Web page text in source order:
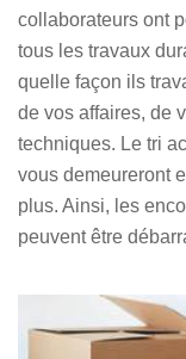
collaborateurs ont
tous les travaux
quelle façon ils
de vos affaires, de
techniques. Le tri
vous demeureront
plus. Ainsi, les
peuvent être